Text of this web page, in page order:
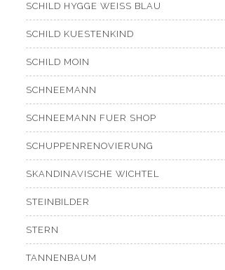
SCHILD HYGGE WEISS BLAU
SCHILD KUESTENKIND
SCHILD MOIN
SCHNEEMANN
SCHNEEMANN FUER SHOP
SCHUPPENRENOVIERUNG
SKANDINAVISCHE WICHTEL
STEINBILDER
STERN
TANNENBAUM